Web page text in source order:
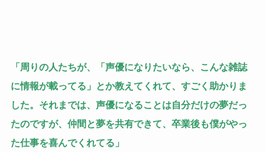
「周りの人たちが、「声優になりたいなら、こんな雑誌
に情報が載ってる」とか教えてくれて、すごく助かりま
した。それまでは、声優になることは自分だけの夢だっ
たのですが、仲間と夢を共有できて、卒業後も僕がやっ
た仕事を喜んでくれてる」